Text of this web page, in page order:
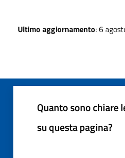
Ultimo aggiornamento: 6
Quanto sono chiare
su questa pagina?